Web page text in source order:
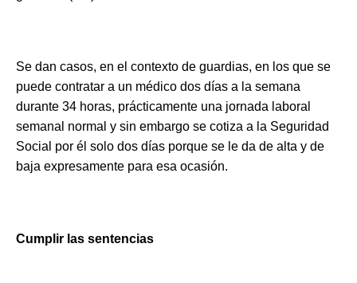
Se dan casos, en el contexto de guardias, en los que se
puede contratar a un médico dos días a la semana
durante 34 horas, prácticamente una jornada laboral
semanal normal y sin embargo se cotiza a la Seguridad
Social por él solo dos días porque se le da de alta y de
baja expresamente para esa ocasión.
Cumplir las sentencias